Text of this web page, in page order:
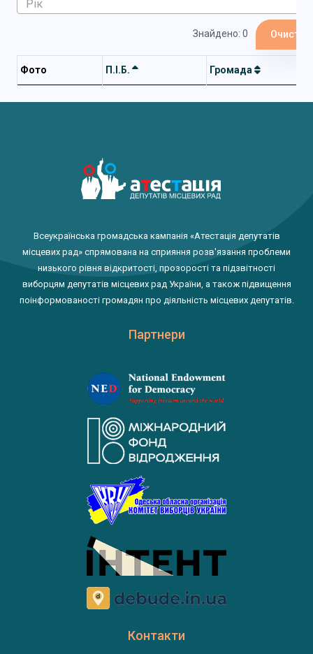
Знайдено: 0
Фото П.І.Б. Громада
Всеукраїнська громадська кампанія «Атестація депутатів
місцевих рад» спрямована на сприяння розв'язання проблеми
низького рівня відкритості, прозорості та підзвітності
виборцям депутатів місцевих рад України, а також підвищення
поінформованості громадян про діяльність місцевих депутатів.
Партнери
Контакти